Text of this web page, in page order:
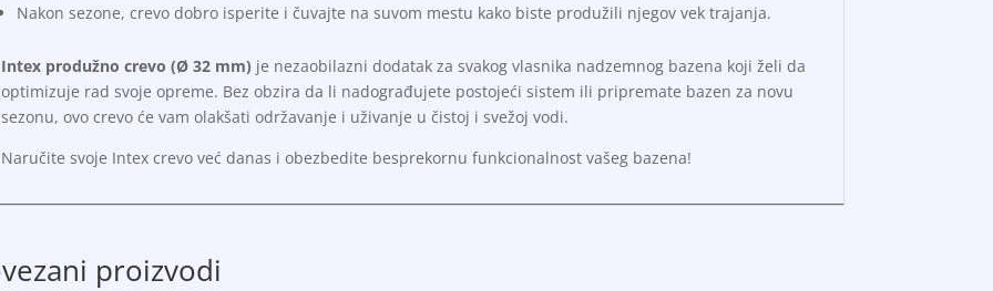
Nakon sezone, crevo dobro isperite i čuvajte na suvom mestu kako biste produžili njegov vek trajanja.
Intex produžno crevo (Ø 32 mm) je nezaobilazni dodatak za svakog vlasnika nadzemnog bazena koji želi da
optimizuje rad svoje opreme. Bez obzira da li nadograđujete postojeći sistem ili pripremate bazen za novu
sezonu, ovo crevo će vam olakšati održavanje i uživanje u čistoj i svežoj vodi.
Naručite svoje Intex crevo već danas i obezbedite besprekornu funkcionalnost vašeg bazena!
proizvodi